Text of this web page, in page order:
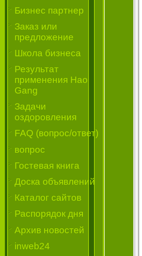
Бизнес партнер
Заказ или
предложение
Школа бизнеса
Результат
применения Hao
Gang
Задачи
оздоровления
FAQ (вопрос/ответ)
вопрос
Гостевая книга
Доска объявлений
Каталог сайтов
Распорядок дня
Архив новостей
inweb24